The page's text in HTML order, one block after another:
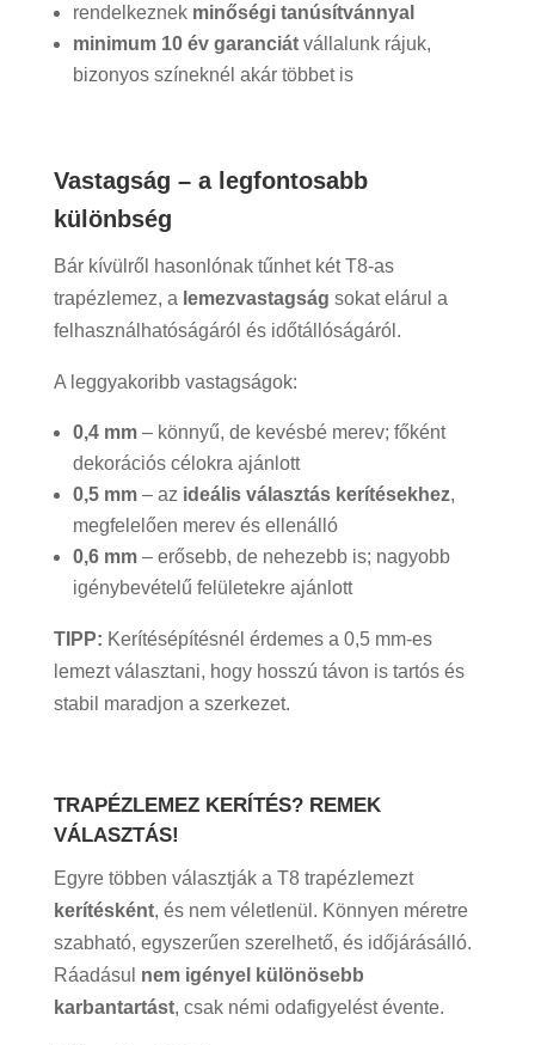
rendelkeznek minőségi tanúsítvánnyal
minimum 10 év garanciátvállalunk rájuk,
bizonyos színeknél akár többet is
Vastagság – a legfontosabb
különbség
Bár kívülről hasonlónak tűnhet két T8-as
trapézlemez, a lemezvastagság sokat elárul a
felhasználhatóságáról és időtállóságáról.
A leggyakoribb vastagságok:
0,4 mm– könnyű, de kevésbé merev; főként
dekorációs célokra ajánlott
0,5 mm– az ideális választás kerítésekhez,
megfelelően merev és ellenálló
0,6 mm– erősebb, de nehezebb is; nagyobb
igénybevételű felületekre ajánlott
TIPP: Kerítésépítésnél érdemes a 0,5 mm-es
lemezt választani, hogy hosszú távon is tartós és
stabil maradjon a szerkezet.
TRAPÉZLEMEZ KERÍTÉS? REMEK
VÁLASZTÁS!
Egyre többen választják a T8 trapézlemezt
kerítésként, és nem véletlenül. Könnyen méretre
szabható, egyszerűen szerelhető, és időjárásálló.
Ráadásul nem igényel különösebb
karbantartást, csak némi odafigyelést évente.